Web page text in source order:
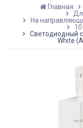
Главная
На
Светодиодный
White